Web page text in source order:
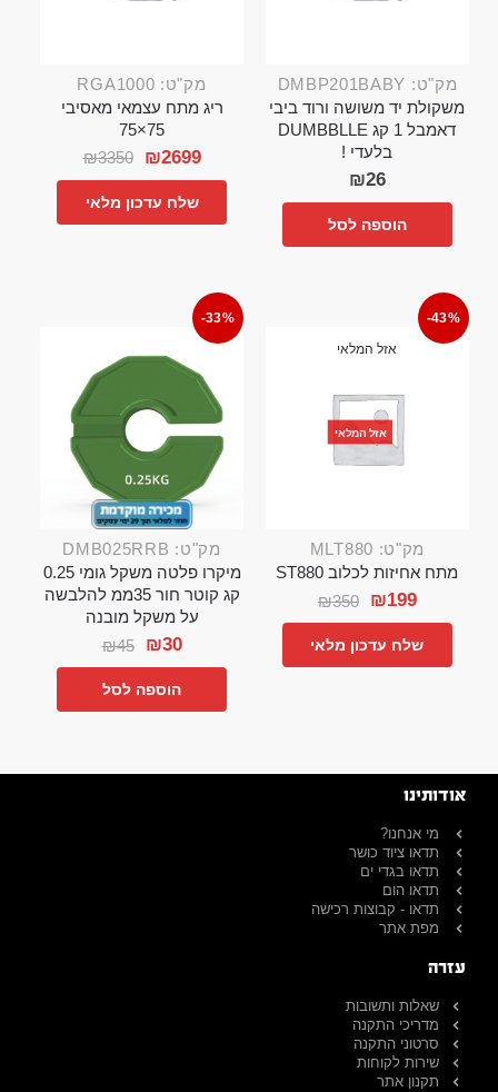
מק"ט: DMBP201BABY
משקולת יד משושה ורוד ביבי
דאמבל 1 קג DUMBBLLE
בלעדי !
₪26
הוספה לסל
מק"ט: RGA1000
ריג מתח עצמאי מאסיבי
75×75
₪3350 ₪2699
שלח עדכון מלאי
-43%
אזל המלאי
אזל המלאי
מק"ט: MLT880
מתח אחיזות לכלוב ST880
₪350 ₪199
שלח עדכון מלאי
-33%
מק"ט: DMB025RRB
מיקרו פלטה משקל גומי 0.25
קג קוטר חור 35ממ להלבשה
על משקל מובנה
₪45 ₪30
הוספה לסל
אודותינו
מי אנחנו?
תדאו ציוד כושר
תדאו בגדי ים
תדאו הום
תדאו - קבוצות רכישה
מפת אתר
עזרה
שאלות ותשובות
מדריכי התקנה
סרטוני התקנה
שירות לקוחות
תקנון אתר